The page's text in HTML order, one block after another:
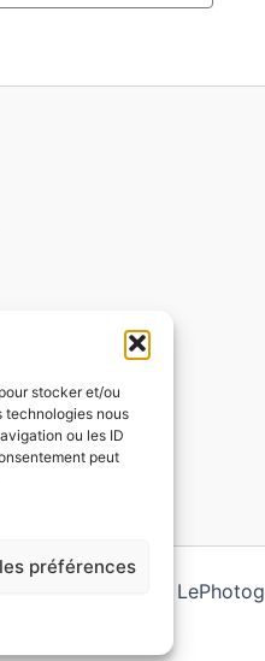
stocker et/ou
technologies nous
ou les ID
peut
préférences
Copyright © 2026